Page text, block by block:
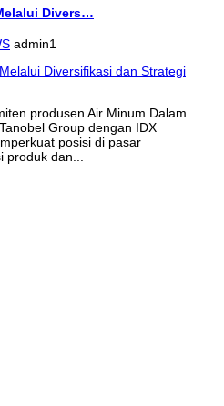
Divers…
admin1
produsen Air Minum Dalam
Group dengan IDX
posisi di pasar
dan...